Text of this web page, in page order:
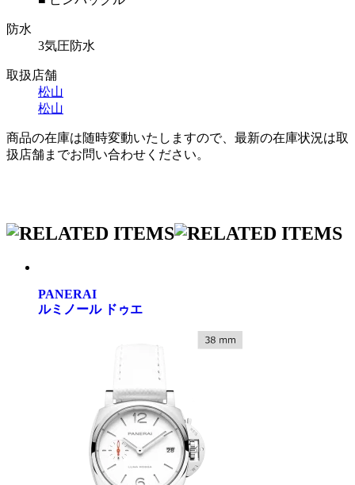
防水
3気圧防水
取扱店舗
松山
松山
商品の在庫は随時変動いたしますので、最新の在庫状況は取
扱店舗までお問い合わせください。
PANERAI
ルミノール ドゥエ